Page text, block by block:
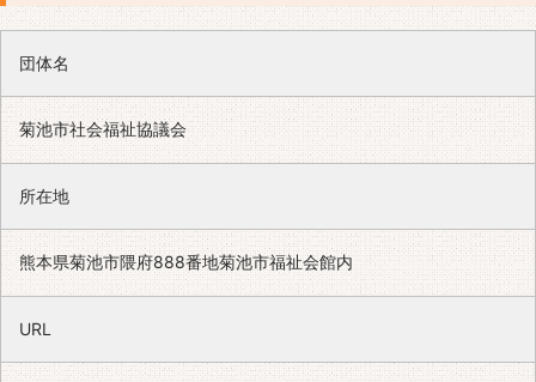
団体名
菊池市社会福祉協議会
所在地
熊本県菊池市隈府888番地菊池市福祉会館内
URL